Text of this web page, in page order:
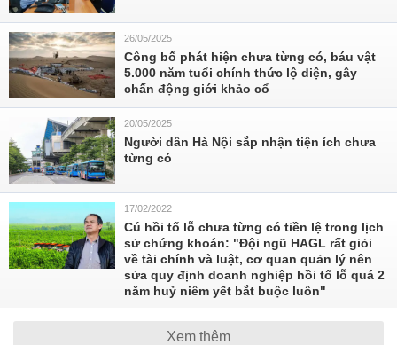
26/05/2025
Công bố phát hiện chưa từng có, báu vật
5.000 năm tuổi chính thức lộ diện, gây
chấn động giới khảo cổ
20/05/2025
Người dân Hà Nội sắp nhận tiện ích chưa
từng có
17/02/2022
Cú hồi tố lỗ chưa từng có tiền lệ trong lịch
sử chứng khoán: "Đội ngũ HAGL rất giỏi
về tài chính và luật, cơ quan quản lý nên
sửa quy định doanh nghiệp hồi tố lỗ quá 2
năm huỷ niêm yết bắt buộc luôn"
Xem thêm